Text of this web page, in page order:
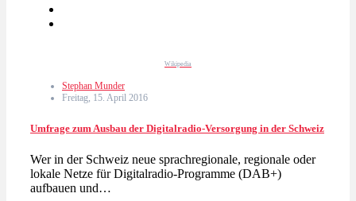
Wikipedia
Stephan Munder
Freitag, 15. April 2016
Umfrage zum Ausbau der Digitalradio-Versorgung in der Schweiz
Wer in der Schweiz neue sprachregionale, regionale oder
lokale Netze für Digitalradio-Programme (DAB+)
aufbauen und…